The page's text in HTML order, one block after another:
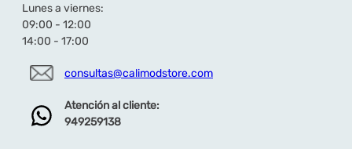
Lunes a viernes:
09:00 - 12:00
14:00 - 17:00
consultas@calimodstore.com
Atención al cliente:
949259138